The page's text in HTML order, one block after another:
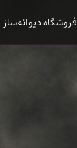
فروشگاه دیوانه‌ساز